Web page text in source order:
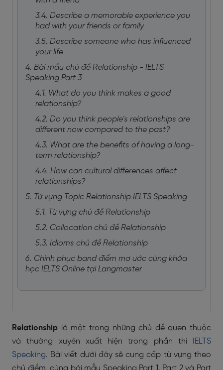
3.4. Describe a memorable experience you
had with your friends or family
3.5. Describe someone who has influenced
your life
4. Bài mẫu chủ đề Relationship - IELTS
Speaking Part 3
4.1. What do you think makes a good
relationship?
4.2. Do you think people’s relationships are
different now compared to the past?
4.3. What are the benefits of having a long-
term relationship?
4.4. How can cultural differences affect
relationships?
5. Từ vựng Topic Relationship IELTS Speaking
5.1. Từ vựng chủ đề Relationship
5.2. Collocation chủ đề Relationship
5.3. Idioms chủ đề Relationship
6. Chinh phục band điểm mơ ước cùng khóa
học IELTS Online tại Langmaster
Relationship là một trong những chủ đề quen thuộc
và thường xuyên xuất hiện trong phần thi
IELTS
Speaking. Bài viết dưới đây sẽ cung cấp từ vựng theo
chủ điểm, cùng bài mẫu Speaking Part 1, Part 2 và Part